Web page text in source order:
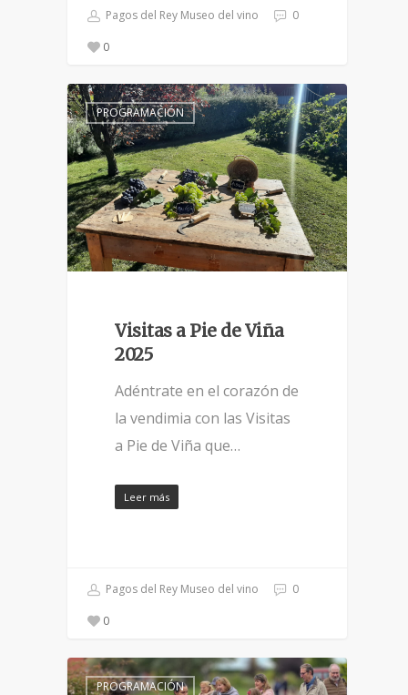
Pagos del Rey Museo del vino 0
0
PROGRAMACIÓN
Visitas a Pie de Viña
2025
Adéntrate en el corazón de
la vendimia con las Visitas
a Pie de Viña que…
Leer más
Pagos del Rey Museo del vino 0
0
PROGRAMACIÓN